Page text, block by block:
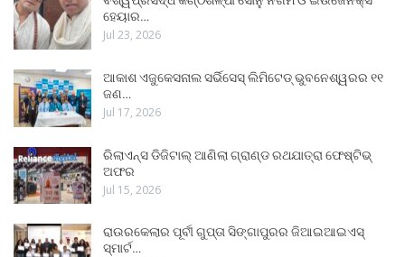
ହେୟାର…
Jul 23, 2026
ଆକାଶ ଏଜୁକେସନାଲ ସର୍ଭିସେସ୍ ଲିମିଟେଡ୍ ଭୁବନେଶ୍ୱରର ୧୧
ଜଣ…
Jul 17, 2026
ରିଲାଏନ୍ସ ଡିଜିଟାଲ୍ ଆଣିଲା ଗ୍ରାଣ୍ଡ ରଥଯାତ୍ରା ଫେଷ୍ଟିଭ୍
ଅଫର
Jul 15, 2026
ରାଉରକେଲାର ପୂର୍ବୀ ଗୁପ୍ତା ସିଙ୍ଗାପୁରର ଜିଆଇଆଇଏସ୍
ସ୍ମାର୍ଟ…